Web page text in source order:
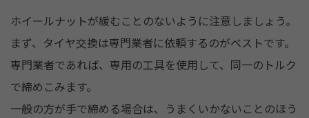
ホイールナットが緩むことのないように注意しましょう。
まず、タイヤ交換は専門業者に依頼するのがベストです。
専門業者であれば、専用の工具を使用して、同一のトルク
で締めこみます。
一般の方が手で締める場合は、うまくいかないことのほう